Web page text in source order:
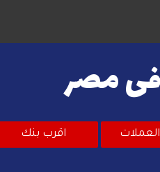
فى مصر
اقرب بنك